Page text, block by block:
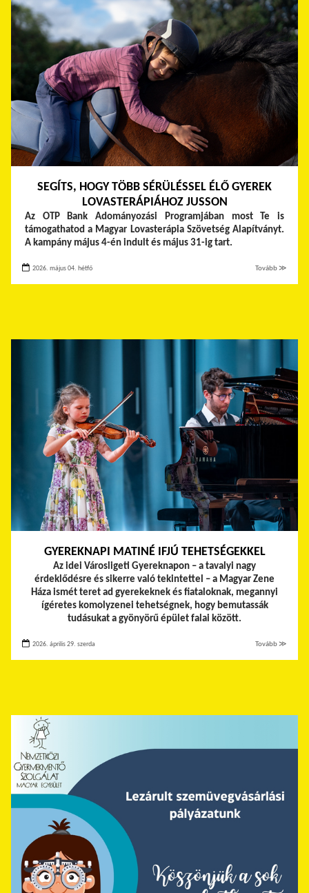
SEGÍTS, HOGY TÖBB SÉRÜLÉSSEL ÉLŐ GYEREK
LOVASTERÁPIÁHOZ JUSSON
Az OTP Bank Adományozási Programjában most Te is
támogathatod a Magyar Lovasterápia Szövetség Alapítványt.
A kampány május 4-én indult és május 31-ig tart.
2026. május 04. hétfő Tovább ≫
GYEREKNAPI MATINÉ IFJÚ TEHETSÉGEKKEL
Az idei Városligeti Gyereknapon – a tavalyi nagy
érdeklődésre és sikerre való tekintettel – a Magyar Zene
Háza ismét teret ad gyerekeknek és fiataloknak, megannyi
ígéretes komolyzenei tehetségnek, hogy bemutassák
tudásukat a gyönyörű épület falai között.
2026. április 29. szerda Tovább ≫